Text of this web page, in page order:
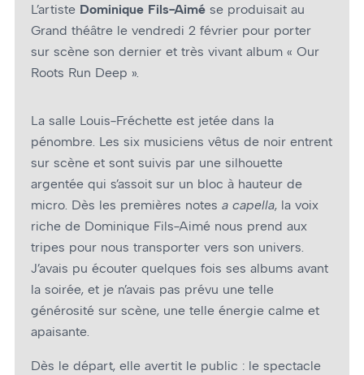
L’artiste Dominique Fils-Aimé se produisait au
Grand théâtre le vendredi 2 février pour porter
sur scène son dernier et très vivant album « Our
Roots Run Deep ».
La salle Louis-Fréchette est jetée dans la
pénombre. Les six musiciens vêtus de noir entrent
sur scène et sont suivis par une silhouette
argentée qui s’assoit sur un bloc à hauteur de
micro. Dès les premières notes a capella, la voix
riche de Dominique Fils-Aimé nous prend aux
tripes pour nous transporter vers son univers.
J’avais pu écouter quelques fois ses albums avant
la soirée, et je n’avais pas prévu une telle
générosité sur scène, une telle énergie calme et
apaisante.
Dès le départ, elle avertit le public : le spectacle